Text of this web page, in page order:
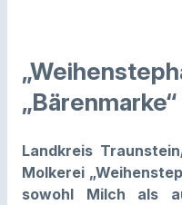
Landkreis
Molkerei
sowohl Milch als